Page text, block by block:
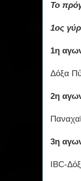
Το
1ος
1η
Δόξα
2η
3η
IBC-